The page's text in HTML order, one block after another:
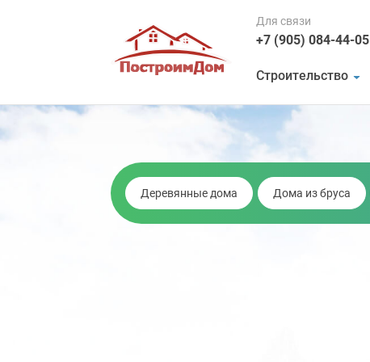
Для связи
+7 (905) 084-44-05
Строительство
Деревянные дома Дома из бруса